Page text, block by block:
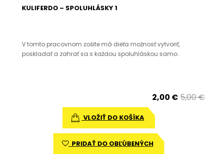
KULIFERDO – SPOLUHLÁSKY 1
V tomto pracovnom zošite má dieťa možnosť vytvoriť,
poskladať a zahrať sa s každou spoluhláskou samo..
2,00 € 5,00 €
VLOŽIŤ DO KOŠÍKA
PRIDAŤ DO OBĽÚBENÝCH